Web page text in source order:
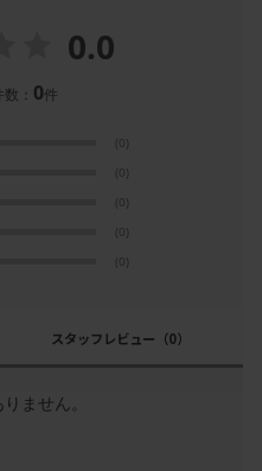
0.0
： 0件
(0)
(0)
(0)
(0)
(0)
スタッフレビュー （0）
ません。